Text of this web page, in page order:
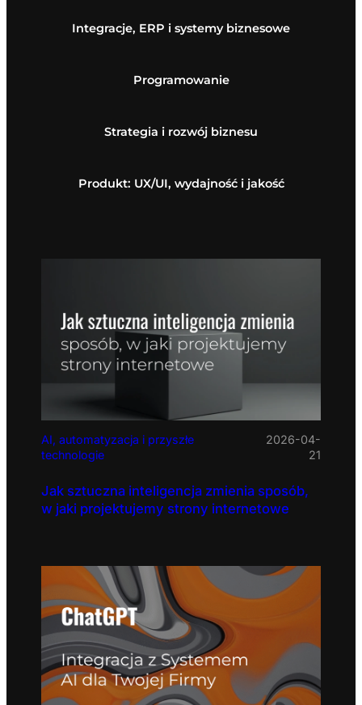
Integracje, ERP i systemy biznesowe
Programowanie
Strategia i rozwój biznesu
Produkt: UX/UI, wydajność i jakość
AI, automatyzacja i przyszłe
technologie
2026-04-
21
Jak sztuczna inteligencja zmienia sposób,
w jaki projektujemy strony internetowe